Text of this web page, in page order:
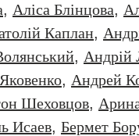
, Аліса Блінцова,
Каплан,
, Андрій
, Андрей
Шеховцов,
Исаев, Бермет